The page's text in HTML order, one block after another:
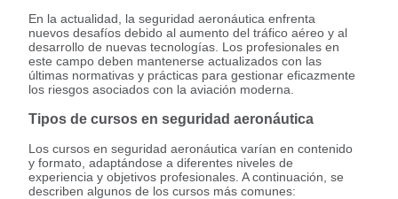
En la actualidad, la seguridad aeronáutica enfrenta
nuevos desafíos debido al aumento del tráfico aéreo y al
desarrollo de nuevas tecnologías. Los profesionales en
este campo deben mantenerse actualizados con las
últimas normativas y prácticas para gestionar eficazmente
los riesgos asociados con la aviación moderna.
Tipos de cursos en seguridad aeronáutica
Los cursos en seguridad aeronáutica varían en contenido
y formato, adaptándose a diferentes niveles de
experiencia y objetivos profesionales. A continuación, se
describen algunos de los cursos más comunes: